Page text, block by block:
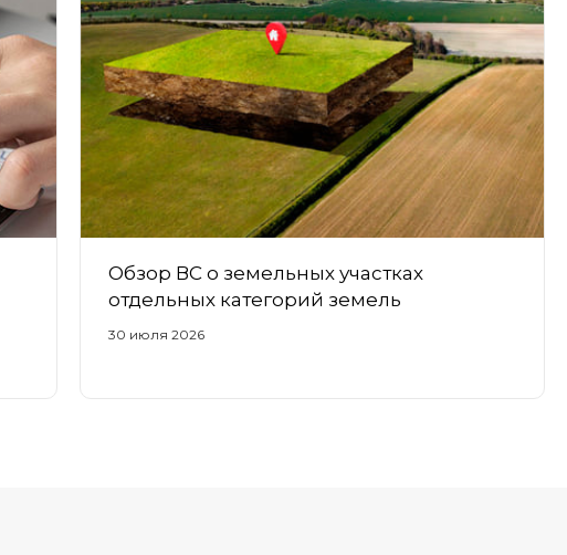
Обзор ВС о земельных участках
отдельных категорий земель
30 июля 2026